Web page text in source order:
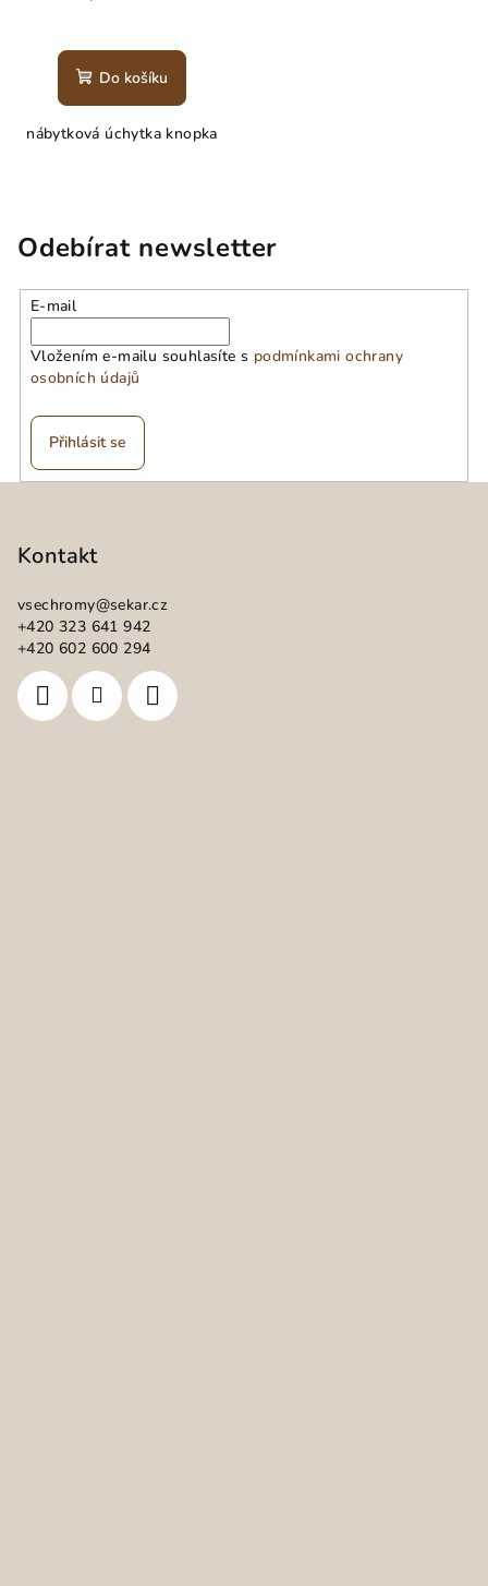
Do košíku
nábytková úchytka knopka
Odebírat newsletter
E-mail
Vložením e-mailu souhlasíte s podmínkami ochrany
osobních údajů
Přihlásit se
Kontakt
vsechromy@sekar.cz
+420 323 641 942
+420 602 600 294